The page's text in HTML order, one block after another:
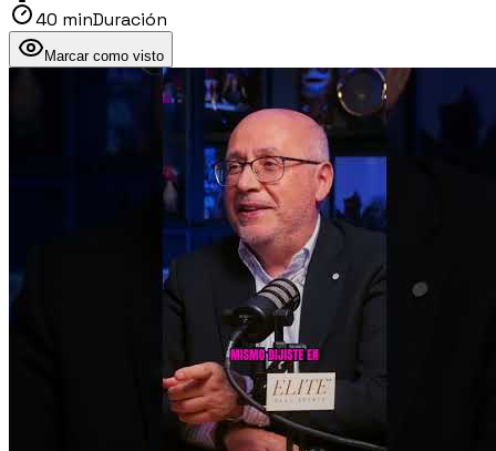
40 minDuración
Marcar como visto